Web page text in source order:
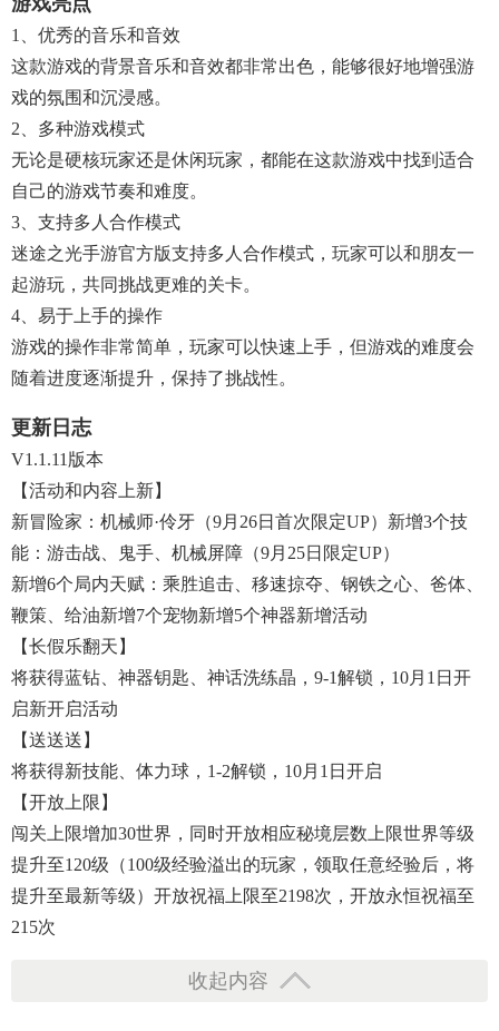
1、优秀的音乐和音效
这款游戏的背景音乐和音效都非常出色，能够很好地增强游
戏的氛围和沉浸感。
2、多种游戏模式
无论是硬核玩家还是休闲玩家，都能在这款游戏中找到适合
自己的游戏节奏和难度。
3、支持多人合作模式
迷途之光手游官方版支持多人合作模式，玩家可以和朋友一
起游玩，共同挑战更难的关卡。
4、易于上手的操作
游戏的操作非常简单，玩家可以快速上手，但游戏的难度会
随着进度逐渐提升，保持了挑战性。
更新日志
V1.1.11版本
【活动和内容上新】
新冒险家：机械师·伶牙（9月26日首次限定UP）新增3个技
能：游击战、鬼手、机械屏障（9月25日限定UP）
新增6个局内天赋：乘胜追击、移速掠夺、钢铁之心、爸体、
鞭策、给油新增7个宠物新增5个神器新增活动
【长假乐翻天】
将获得蓝钻、神器钥匙、神话洗练晶，9-1解锁，10月1日开
启新开启活动
【送送送】
将获得新技能、体力球，1-2解锁，10月1日开启
【开放上限】
闯关上限增加30世界，同时开放相应秘境层数上限世界等级
提升至120级（100级经验溢出的玩家，领取任意经验后，将
提升至最新等级）开放祝福上限至2198次，开放永恒祝福至
215次
收起内容